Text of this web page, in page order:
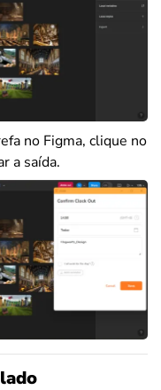
no Figma, clique no
a saída.